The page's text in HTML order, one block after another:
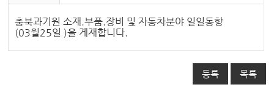
충북과기원 소재.부품.장비 및 자동차분야 일일동향
(03월25일 )을 게재합니다.
등록 목록